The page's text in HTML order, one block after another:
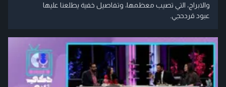
والابراج، التي تصيب معظمها، وتفاصيل خفية يطلعنا عليها
عبود قردحجي.